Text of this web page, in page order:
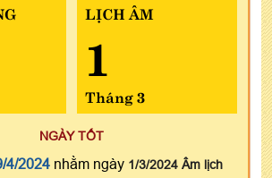
LỊCH ÂM
1
Tháng 3
NGÀY TỐT
4/2024 nhằm ngày 1/3/2024 Âm lịch